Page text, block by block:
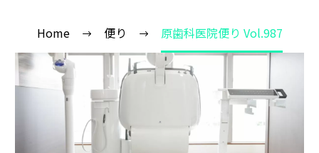
Home 便り 原歯科医院便り Vol.987